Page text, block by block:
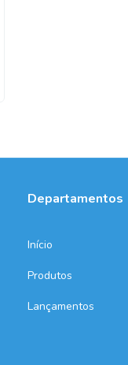
Departamentos
Início
Produtos
Lançamentos